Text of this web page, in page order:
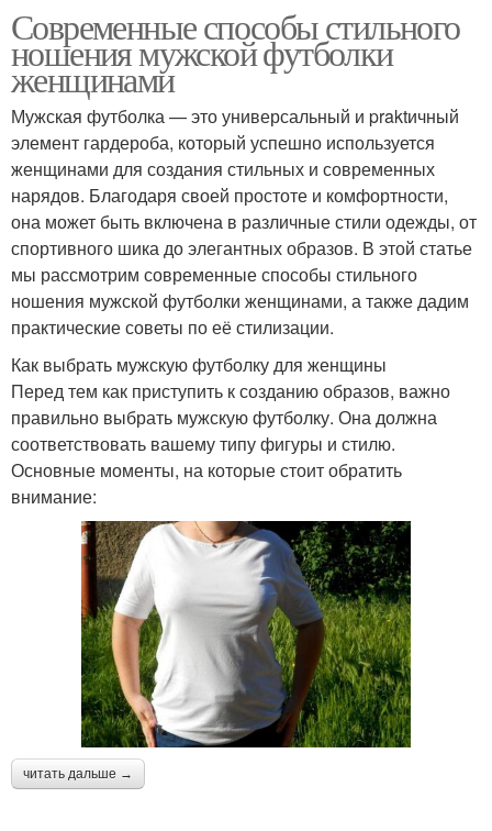
Футболка для
вечернего наряда
официальной
обстановке
Футболка на прогулку
Футболка для
вечернего выхода
Футболка на пляж
Футболки для
комфортного и
Футболка для разных
Футболка на
романтическое
Футболки для мужчин Модные футболки
Футболки для девушек Тенденции в футболках
Современные способы стильного
ношения мужской футболки
женщинами
Мужская футболка — это универсальный и praktичный
элемент гардероба, который успешно используется
женщинами для создания стильных и современных
нарядов. Благодаря своей простоте и комфортности,
она может быть включена в различные стили одежды, от
спортивного шика до элегантных образов. В этой статье
мы рассмотрим современные способы стильного
ношения мужской футболки женщинами, а также дадим
практические советы по её стилизации.
Как выбрать мужскую футболку для женщины
Перед тем как приступить к созданию образов, важно
правильно выбрать мужскую футболку. Она должна
соответствовать вашему типу фигуры и стилю.
Основные моменты, на которые стоит обратить
внимание:
читать дальше →